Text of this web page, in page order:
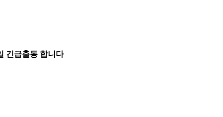
긴급출동 합니다